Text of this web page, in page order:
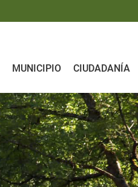
MUNICIPIO CIUDADANÍA